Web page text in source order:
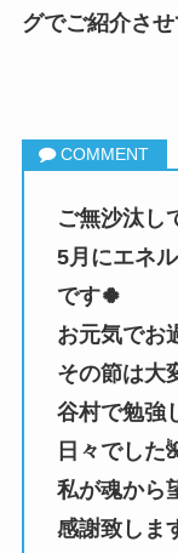
グでご紹介さ
ご無沙汰し
5月にエネ
です🍀
お元気でお
その節は大
谷村で勉強
日々でした
私が魂から
感謝致しま